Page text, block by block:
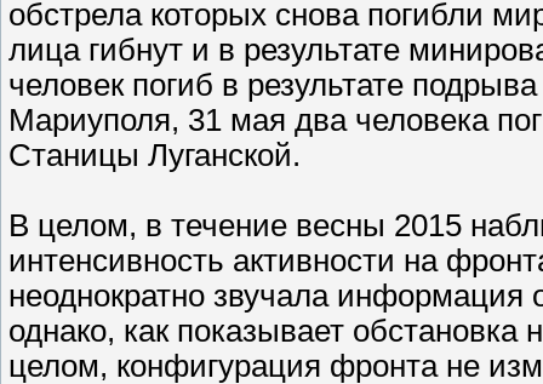
обстрела которых снова погибли
лица гибнут и в результате
человек погиб в результате
Мариуполя, 31 мая два человека
Станицы Луганской.
В целом, в течение весны 2015
интенсивность активности на
неоднократно звучала информация
однако, как показывает
целом, конфигурация фронта не